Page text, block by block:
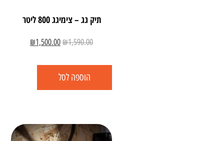
תיק גג – צימיגג 800 ליטר
₪1,590.00
₪1,500.00
הוספה לסל